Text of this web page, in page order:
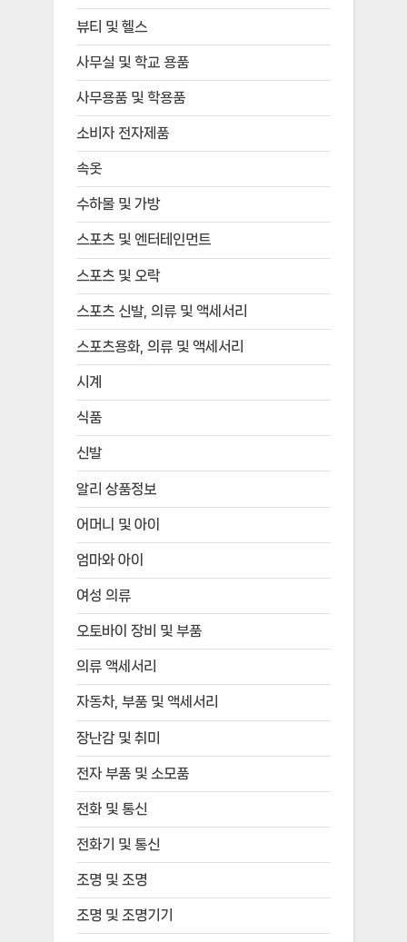
뷰티 및 헬스
사무실 및 학교 용품
사무용품 및 학용품
소비자 전자제품
속옷
수하물 및 가방
스포츠 및 엔터테인먼트
스포츠 및 오락
스포츠 신발, 의류 및 액세서리
스포츠용화, 의류 및 액세서리
시계
식품
신발
알리 상품정보
어머니 및 아이
엄마와 아이
여성 의류
오토바이 장비 및 부품
의류 액세서리
자동차, 부품 및 액세서리
장난감 및 취미
전자 부품 및 소모품
전화 및 통신
전화기 및 통신
조명 및 조명
조명 및 조명기기